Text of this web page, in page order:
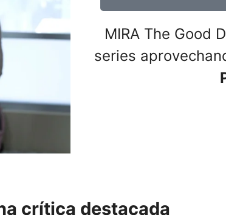
MIRA The Good
series
crítica destacada